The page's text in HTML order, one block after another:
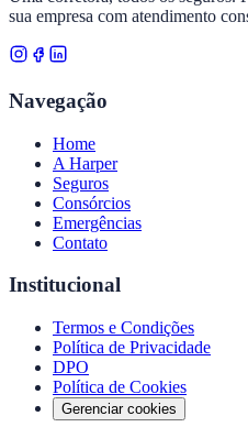
sua empresa com atendimento
Navegação
Home
A Harper
Seguros
Consórcios
Emergências
Contato
Institucional
Termos e Condições
Política de Privacidade
DPO
Política de Cookies
Gerenciar cookies